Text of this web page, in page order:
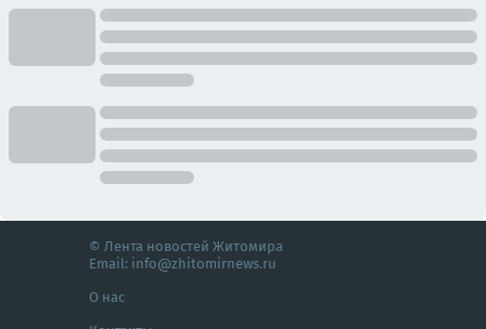
© Лента новостей Житомира
Email: info@zhitomirnews.ru
О нас